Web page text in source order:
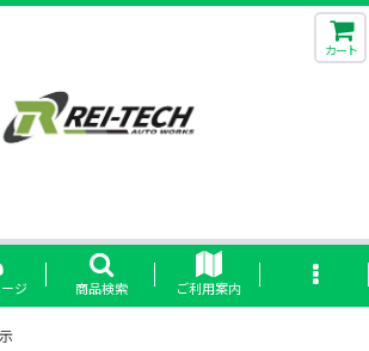
カート
ジ 商品検索 ご利用案内